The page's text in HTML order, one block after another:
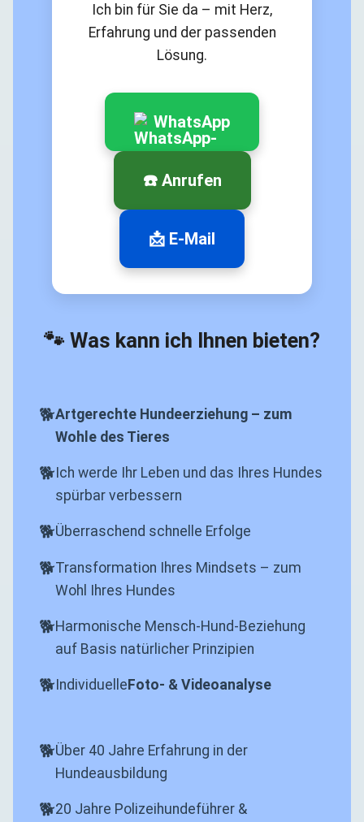
Ich bin für Sie da – mit Herz,
Erfahrung und der passenden
Lösung.
WhatsApp
☎️ Anrufen
📩 E-Mail
🐾 Was kann ich Ihnen bieten?
Artgerechte Hundeerziehung – zum
Wohle des Tieres
Ich werde Ihr Leben und das Ihres Hundes
spürbar verbessern
Überraschend schnelle Erfolge
Transformation Ihres Mindsets – zum
Wohl Ihres Hundes
Harmonische Mensch-Hund-Beziehung
auf Basis natürlicher Prinzipien
Individuelle Foto- & Videoanalyse
Über 40 Jahre Erfahrung in der
Hundeausbildung
20 Jahre Polizeihundeführer &